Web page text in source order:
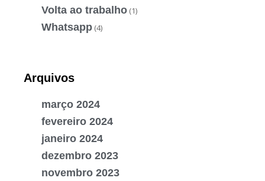
Volta ao trabalho (1)
Whatsapp (4)
Arquivos
março 2024
fevereiro 2024
janeiro 2024
dezembro 2023
novembro 2023